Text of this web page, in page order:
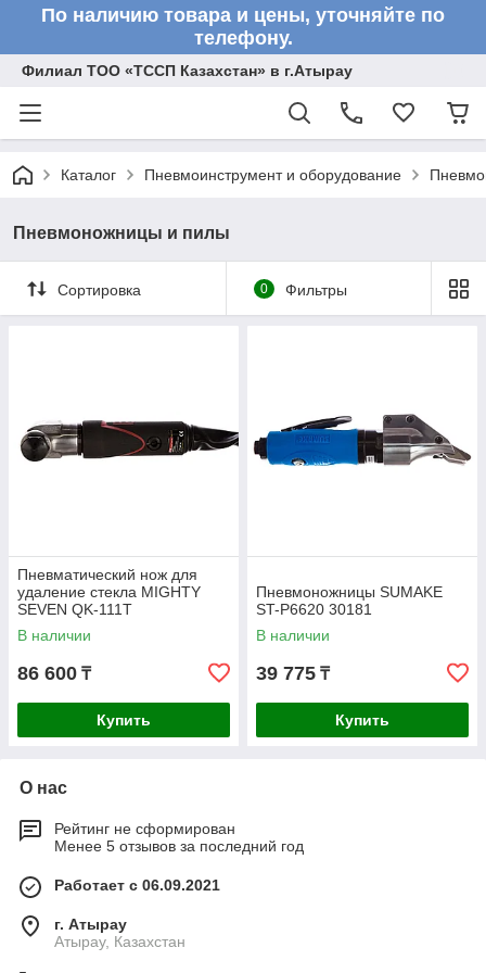
По наличию товара и цены, уточняйте по
телефону.
Филиал ТОО «ТССП Казахстан» в г.Атырау
Каталог Пневмоинструмент и оборудование
Пневмоножницы и пилы
Сортировка 0 Фильтры
Пневматический нож для
удаление стекла MIGHTY
SEVEN QK-111T
В наличии
86 600 ₸
Купить
Пневмоножницы SUMAKE
ST-P6620 30181
В наличии
39 775 ₸
Купить
О нас
Рейтинг не сформирован
Менее 5 отзывов за последний год
Работает с 06.09.2021
г. Атырау
Атырау, Казахстан